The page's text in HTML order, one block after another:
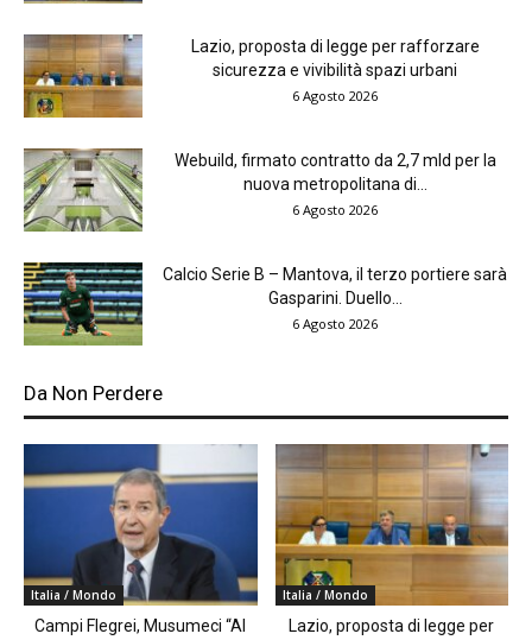
Lazio, proposta di legge per rafforzare
sicurezza e vivibilità spazi urbani
6 Agosto 2026
Webuild, firmato contratto da 2,7 mld per la
nuova metropolitana di...
6 Agosto 2026
Calcio Serie B – Mantova, il terzo portiere sarà
Gasparini. Duello...
6 Agosto 2026
Da Non Perdere
Italia / Mondo
Campi Flegrei, Musumeci “Al
Italia / Mondo
Lazio, proposta di legge per